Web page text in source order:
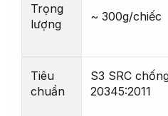
Trọng
lượng
~ 300g/chiếc
Tiêu
chuẩn
S3 SRC
20345:2011